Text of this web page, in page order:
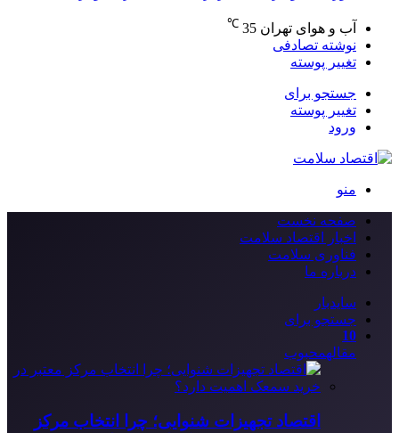
آب و هوای تهران 35
℃
نوشته تصادفی
تغییر پوسته
جستجو برای
تغییر پوسته
ورود
منو
صفحه نخست
اخبار اقتصاد سلامت
فناوری سلامت
درباره ما
سایدبار
جستجو برای
10
مقالهمحبوب
اقتصاد تجهیزات شنوایی؛ چرا انتخاب مرکز